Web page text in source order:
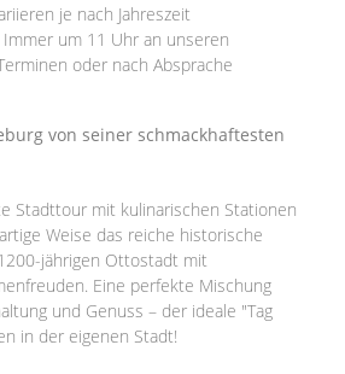
je nach Jahreszeit
Immer um 11 Uhr an unseren
oder nach Absprache
von seiner schmackhaftesten
Stadttour mit kulinarischen Stationen
Weise das reiche historische
jährigen Ottostadt mit
Eine perfekte Mischung
und Genuss – der ideale "Tag
in der eigenen Stadt!